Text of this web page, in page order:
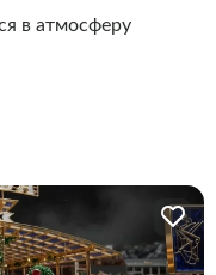
в атмосферу